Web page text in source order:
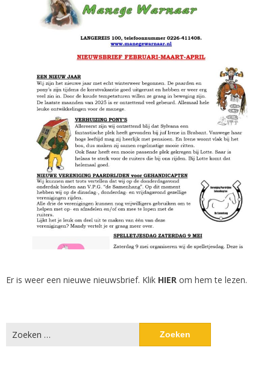
Er is weer een nieuwe nieuwsbrief. Klik HIER om hem te lezen.
Zoeken
naar: